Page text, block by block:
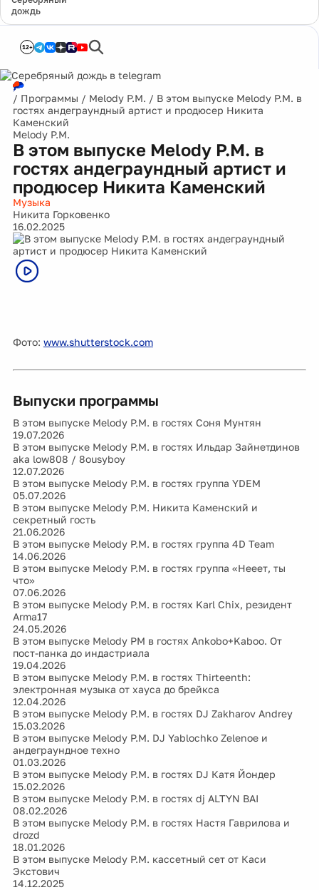
дождь
12+
/ Программы / Melody P.M. / В этом выпуске Melody P.M. в
гостях андеграундный артист и продюсер Никита
Каменский
Melody P.M.
В этом выпуске Melody P.M. в
гостях андеграундный артист и
продюсер Никита Каменский
Музыка
Никита Горковенко
16.02.2025
Фото: www.shutterstock.com
Выпуски программы
В этом выпуске Melody P.M. в гостях Соня Мунтян
19.07.2026
В этом выпуске Melody P.M. в гостях Ильдар Зайнетдинов
aka low808 / 8ousyboy
12.07.2026
В этом выпуске Melody P.M. в гостях группа YDEM
05.07.2026
В этом выпуске Melody P.M. Никита Каменский и
секретный гость
21.06.2026
В этом выпуске Melody P.M. в гостях группа 4D Team
14.06.2026
В этом выпуске Melody P.M. в гостях группа «Нееет, ты
что»
07.06.2026
В этом выпуске Melody P.M. в гостях Karl Chix, резидент
Arma17
24.05.2026
В этом выпуске Melody PM в гостях Ankobo+Kaboo. От
пост-панка до индастриала
19.04.2026
В этом выпуске Melody P.M. в гостях Thirteenth:
электронная музыка от хауса до брейкса
12.04.2026
В этом выпуске Melody P.M. в гостях DJ Zakharov Andrey
15.03.2026
В этом выпуске Melody P.M. DJ Yablochko Zelenoe и
андеграундное техно
01.03.2026
В этом выпуске Melody P.M. в гостях DJ Катя Йондер
15.02.2026
В этом выпуске Melody P.M. в гостях dj ALTYN BAI
08.02.2026
В этом выпуске Melody P.M. в гостях Настя Гаврилова и
drozd
18.01.2026
В этом выпуске Melody P.M. кассетный сет от Каси
Экстович
14.12.2025